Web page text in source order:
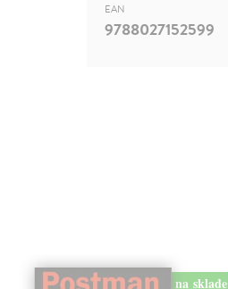
EAN
9788027152599
na sklade